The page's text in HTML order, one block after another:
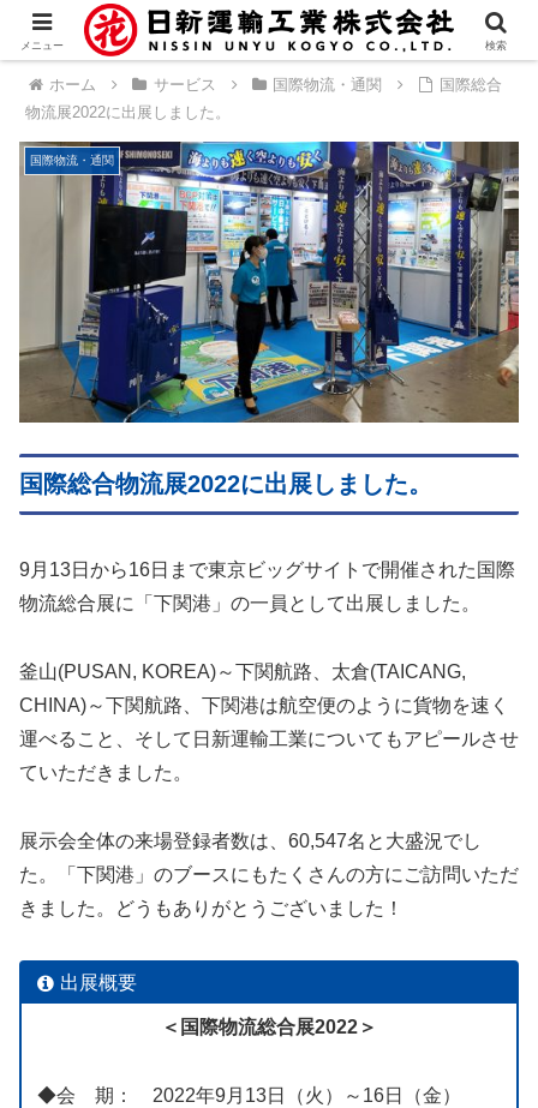
ホーム サービス 国際物流・通関
国際総合
物流展2022に出展しました。
国際物流・通関
国際総合物流展2022に出展しました。
9月13日から16日まで東京ビッグサイトで開催された国際
物流総合展に「下関港」の一員として出展しました。
釜山(PUSAN, KOREA)～下関航路、太倉(TAICANG,
CHINA)～下関航路、下関港は航空便のように貨物を速く
運べること、そして日新運輸工業についてもアピールさせ
ていただきました。
展示会全体の来場登録者数は、60,547名と大盛況でし
た。「下関港」のブースにもたくさんの方にご訪問いただ
きました。どうもありがとうございました！
出展概要
＜国際物流総合展2022＞
◆会 期： 2022年9月13日（火）～16日（金）
メニュー 検索